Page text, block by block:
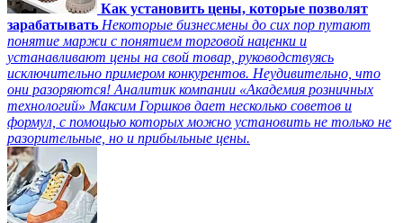
Как установить цены, которые позволят
зарабатывать Некоторые бизнесмены до сих пор путают
понятие маржи с понятием торговой наценки и
устанавливают цены на свой товар, руководствуясь
исключительно примером конкурентов. Неудивительно, что
они разоряются! Аналитик компании «Академия розничных
технологий» Максим Горшков дает несколько советов и
формул, с помощью которых можно установить не только не
разорительные, но и прибыльные цены.